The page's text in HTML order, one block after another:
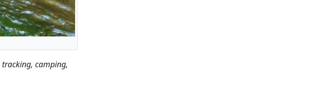
tracking, camping,